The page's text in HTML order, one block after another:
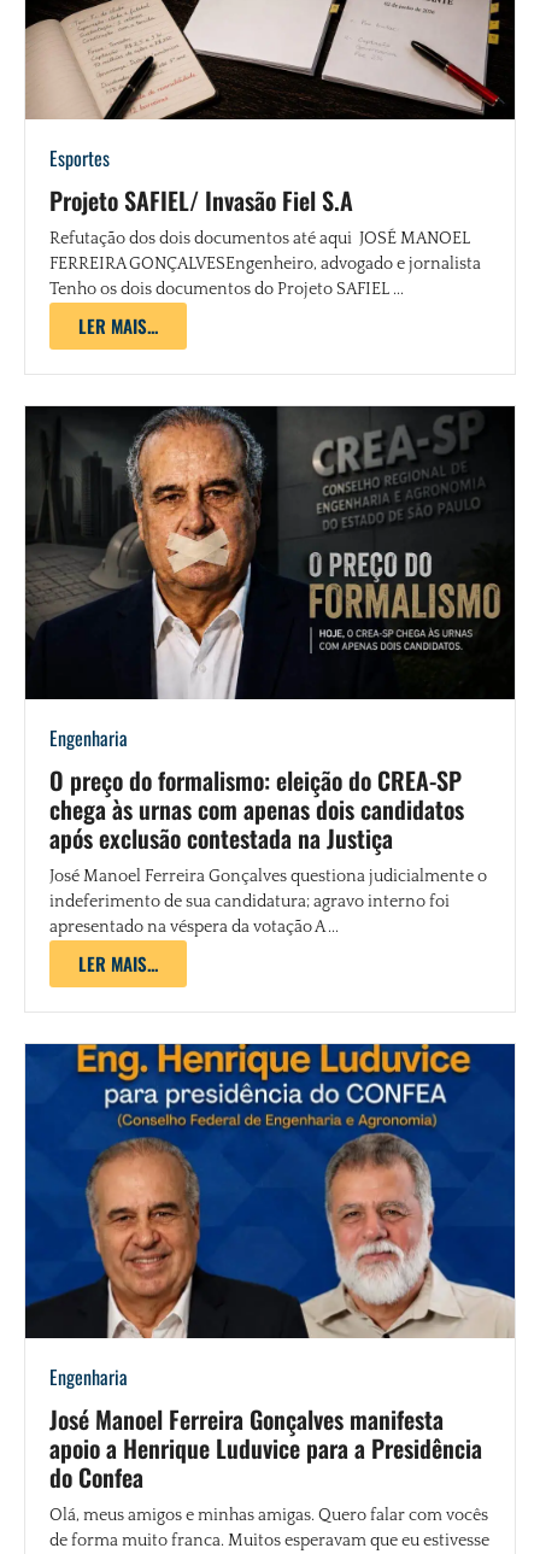
Esportes
Projeto SAFIEL/ Invasão Fiel S.A
Refutação dos dois documentos até aqui JOSÉ MANOEL
FERREIRA GONÇALVESEngenheiro, advogado e jornalista
Tenho os dois documentos do Projeto SAFIEL ...
LER MAIS...
Engenharia
O preço do formalismo: eleição do CREA-SP
chega às urnas com apenas dois candidatos
após exclusão contestada na Justiça
José Manoel Ferreira Gonçalves questiona judicialmente o
indeferimento de sua candidatura; agravo interno foi
apresentado na véspera da votação A ...
LER MAIS...
Engenharia
José Manoel Ferreira Gonçalves manifesta
apoio a Henrique Luduvice para a Presidência
do Confea
Olá, meus amigos e minhas amigas. Quero falar com vocês
de forma muito franca. Muitos esperavam que eu estivesse